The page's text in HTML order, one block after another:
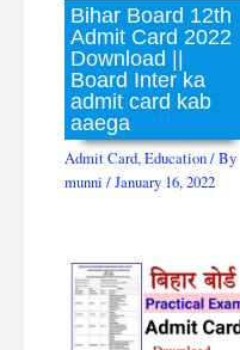
Bihar Board 12th
Admit Card 2022
Download ||
Board Inter ka
admit card kab
aaega
Admit Card,Education/ By
munni/January 16, 2022